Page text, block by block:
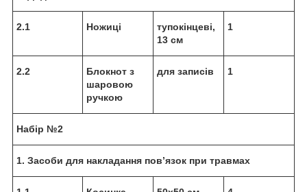
2.1 Ножиці
тупокінцеві,
13 см
1
2.2
Блокнот з
шаровою
ручкою
для записів 1
Набір №2
1. Засоби для накладання пов’язок при травмах